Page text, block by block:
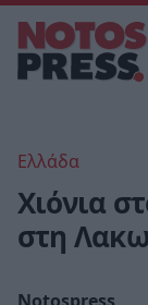
Ελλάδα
Χιόνια
στη